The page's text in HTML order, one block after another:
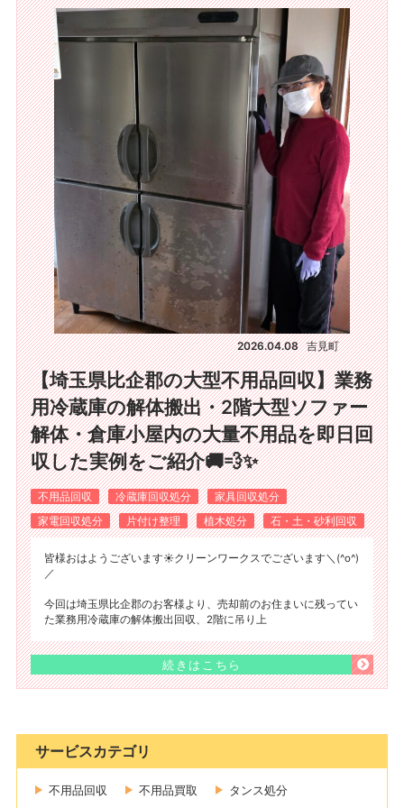
2026.04.08 吉見町
【埼玉県比企郡の大型不用品回収】業務
用冷蔵庫の解体搬出・2階大型ソファー
解体・倉庫小屋内の大量不用品を即日回
収した実例をご紹介🚚💨✨
不用品回収 冷蔵庫回収処分
家具回収処分
家電回収処分
片付け整理 植木処分 石・土・砂利回収
皆様おはようございます☀️クリーンワークスでございます＼(^o^)
／
今回は埼玉県比企郡のお客様より、売却前のお住まいに残ってい
た業務用冷蔵庫の解体搬出回収、2階に吊り上
続きはこちら
サービスカテゴリ
不用品回収 不用品買取
タンス処分